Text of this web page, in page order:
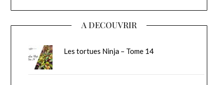
A DECOUVRIR
Les tortues Ninja – Tome 14